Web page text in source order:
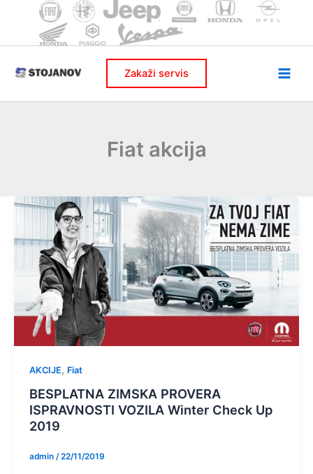
Zakaži servis
Fiat akcija
AKCIJE, Fiat
BESPLATNA ZIMSKA PROVERA
ISPRAVNOSTI VOZILA Winter Check Up
2019
admin /22/11/2019